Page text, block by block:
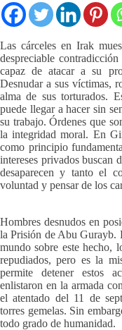
Las cárceles en Irak
despreciable
capaz de atacar a su
Desnudar a sus víctimas,
alma de sus torturados.
puede llegar a hacer sin
su trabajo. Órdenes que
la integridad moral. En
como principio
intereses privados buscan
desaparecen y tanto el
voluntad y pensar de los
Hombres desnudos en
la Prisión de Abu Gurayb.
mundo sobre este hecho,
repudiados, pero es la
permite detener estos
enlistaron en la armada
el atentado del 11 de
torres gemelas. Sin
todo grado de humanidad.